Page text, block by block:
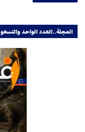
المجلة..العدد الواحد